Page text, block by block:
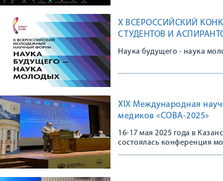
X ВСЕРОССИЙСКИЙ
СТУДЕНТОВ И
Наука будущего - наука
XIХ Международная
медиков «СОВА-2025»
16-17 мая 2025 года в
состоялась конференция